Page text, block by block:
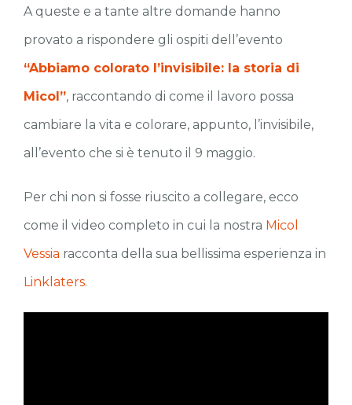
A queste e a tante altre domande hanno
provato a rispondere gli ospiti dell’evento
“Abbiamo colorato l’invisibile: la storia di
Micol”, raccontando di come il lavoro possa
cambiare la vita e colorare, appunto, l’invisibile,
all’evento che si è tenuto il 9 maggio.
Per chi non si fosse riuscito a collegare, ecco
come il video completo in cui la nostra Micol
Vessia racconta della sua bellissima esperienza in
Linklaters.